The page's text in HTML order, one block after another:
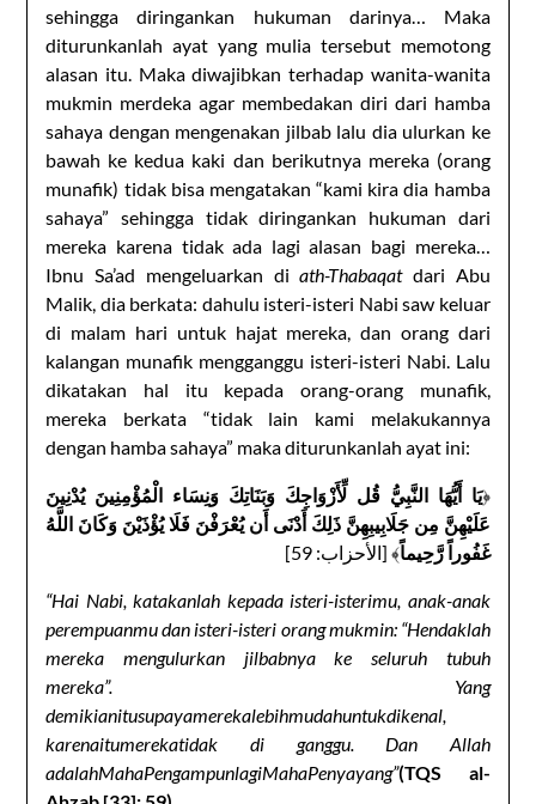
sehingga diringankan hukuman darinya… Maka
diturunkanlah ayat yang mulia tersebut memotong
alasan itu. Maka diwajibkan terhadap wanita-wanita
mukmin merdeka agar membedakan diri dari hamba
sahaya dengan mengenakan jilbab lalu dia ulurkan ke
bawah ke kedua kaki dan berikutnya mereka (orang
munafik) tidak bisa mengatakan “kami kira dia hamba
sahaya” sehingga tidak diringankan hukuman dari
mereka karena tidak ada lagi alasan bagi mereka…
Ibnu Sa’ad mengeluarkan diath-Thabaqatdari Abu
Malik, dia berkata: dahulu isteri-isteri Nabi saw keluar
di malam hari untuk hajat mereka, dan orang dari
kalangan munafik mengganggu isteri-isteri Nabi. Lalu
dikatakan hal itu kepada orang-orang munafik,
mereka berkata “tidak lain kami melakukannya
dengan hamba sahaya” maka diturunkanlah ayat ini:
﴿يَا أَيُّهَا النَّبِيُّ قُل لِّأَزْوَاجِكَ وَبَنَاتِكَ وَنِسَاء الْمُؤْمِنِينَ يُدْنِينَ
عَلَيْهِنَّ مِن جَلَابِيبِهِنَّ ذَلِكَ أَدْنَى أَن يُعْرَفْنَ فَلَا يُؤْذَيْنَ وَكَانَ اللَّهُ
غَفُوراً رَّحِيماً﴾ [الأحزاب: 59]
“Hai Nabi, katakanlah kepada isteri-isterimu, anak-anak
perempuanmu dan isteri-isteri orang mukmin: “Hendaklah
mereka mengulurkan jilbabnya ke seluruh tubuh
mereka”. Yang
demikianitusupayamerekalebihmudahuntukdikenal,
karenaitumerekatidak di ganggu. Dan Allah
adalahMahaPengampunlagiMahaPenyayang”(TQS al-